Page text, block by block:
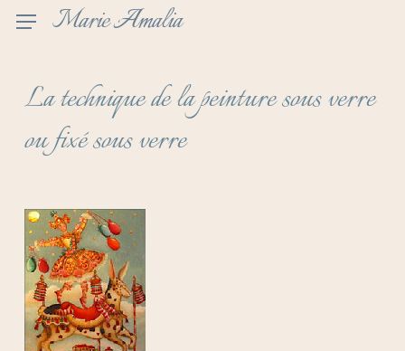
Skip
content
Marie Amalia
La technique de la peinture sous verre
ou fixé sous verre